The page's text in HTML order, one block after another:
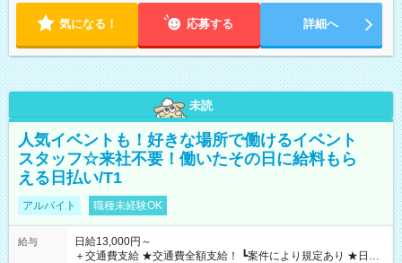
気になる！ 応募する 詳細へ
未読
人気イベントも！好きな場所で働けるイベント
スタッフ☆来社不要！働いたその日に給料もら
える日払い/T1
アルバイト 職種未経験OK
給与
日給13,000円～
＋交通費支給 ★交通費全額支給！ ┗案件により規定あり ★日払